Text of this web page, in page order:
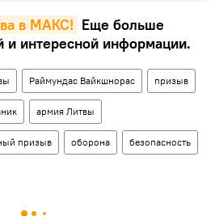
в MAКС! Еще больше
и интересной информации.
Раймундас Вайкшнорас призыв
армия Литвы
призыв оборона безопасность